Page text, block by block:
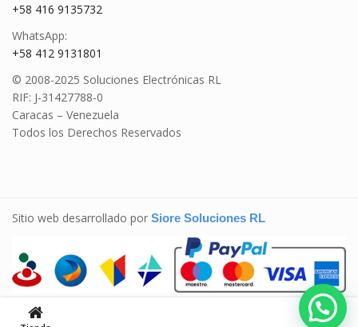
+58 416 9135732
WhatsApp:
+58 412 9131801
© 2008-2025 Soluciones Electrónicas RL
RIF: J-31427788-0
Caracas – Venezuela
Todos los Derechos Reservados
Sitio web desarrollado por Siore Soluciones RL